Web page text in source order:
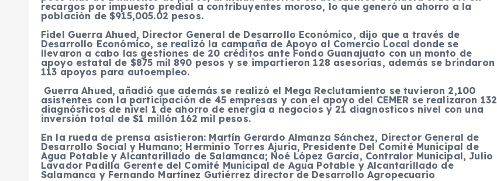
recargos por impuesto predial a contribuyentes moroso, lo que generó un ahorro a la
población de $915,005.02 pesos.
Fidel Guerra Ahued, Director General de Desarrollo Económico, dijo que a través de
Desarrollo Económico, se realizó la campaña de Apoyo al Comercio Local donde se
llevaron a cabo las gestiones de 20 créditos ante Fondo Guanajuato con un monto de
apoyo estatal de $875 mil 890 pesos y se impartieron 128 asesorías, además se brindaron
113 apoyos para autoempleo.
Guerra Ahued, añadió que además se realizó el Mega Reclutamiento se tuvieron 2,100
asistentes con la participación de 45 empresas y con el apoyo del CEMER se realizaron 132
diagnósticos de nivel 1 de ahorro de energía a negocios y 21 diagnosticos nivel con una
inversión total de $1 millón 162 mil pesos.
En la rueda de prensa asistieron: Martín Gerardo Almanza Sánchez, Director General de
Desarrollo Social y Humano; Herminio Torres Ajuria, Presidente Del Comité Municipal de
Agua Potable y Alcantarillado de Salamanca; Noé López García, Contralor Municipal, Julio
Lavador Padilla Gerente del Comité Municipal de Agua Potable y Alcantarillado de
Salamanca y Fernando Martínez Gutiérrez director de Desarrollo Agropecuario